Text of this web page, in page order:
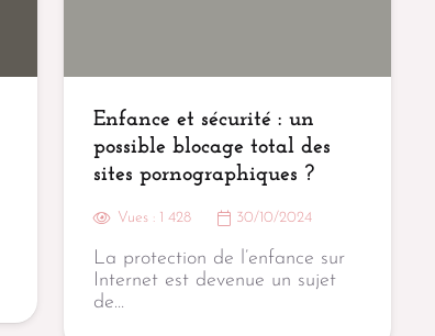
Enfance et sécurité : un
possible blocage total des
sites pornographiques ?
Vues : 1 428 30/10/2024
La protection de l’enfance sur
Internet est devenue un sujet
de…